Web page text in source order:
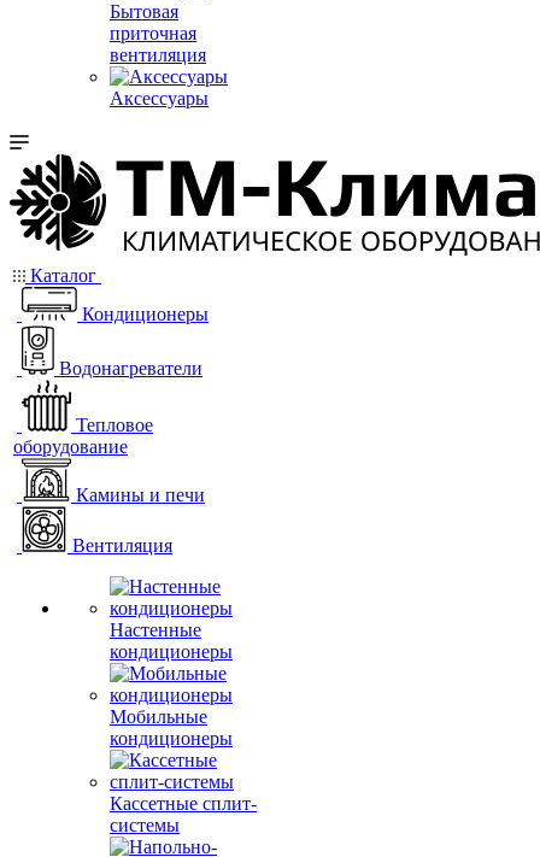
Бытовая
приточная
вентиляция
Аксессуары
Каталог
Кондиционеры
Водонагреватели
Тепловое
оборудование
Камины и печи
Вентиляция
Настенные
кондиционеры
Мобильные
кондиционеры
Кассетные сплит-
системы